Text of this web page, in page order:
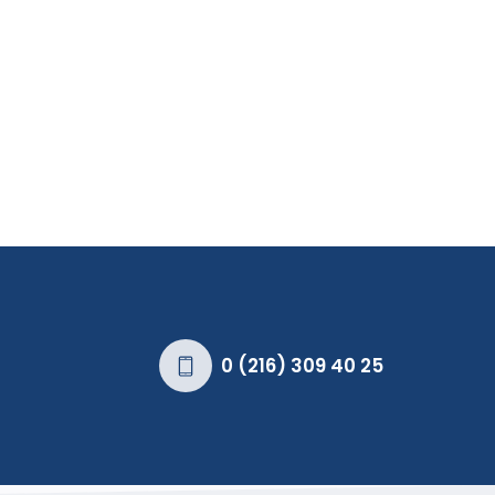
0 (216) 309 40 25